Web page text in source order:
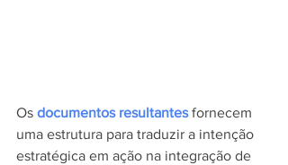
Os documentos resultantes fornecem
uma estrutura para traduzir a intenção
estratégica em ação na integração de